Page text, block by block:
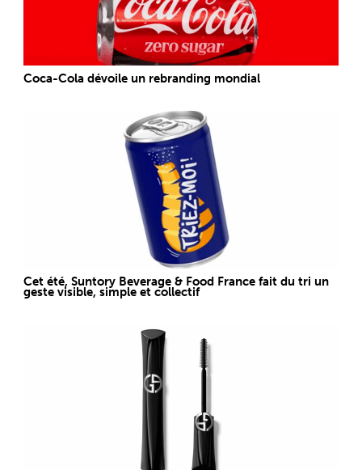
Coca-Cola dévoile un rebranding mondial
Cet été, Suntory Beverage & Food France fait du tri un
geste visible, simple et collectif